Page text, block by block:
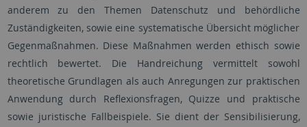
anderem zu den Themen Datenschutz und behördliche
Zuständigkeiten, sowie eine systematische Übersicht möglicher
Gegenmaßnahmen. Diese Maßnahmen werden ethisch sowie
rechtlich bewertet. Die Handreichung vermittelt sowohl
theoretische Grundlagen als auch Anregungen zur praktischen
Anwendung durch Reflexionsfragen, Quizze und praktische
sowie juristische Fallbeispiele. Sie dient der Sensibilisierung,